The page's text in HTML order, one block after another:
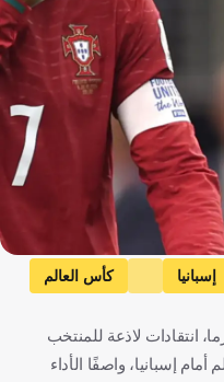
إسبانيا
كأس العالم
انتقادات لاذعة للمنتخب
إسبانيا، واصفًا الأداء